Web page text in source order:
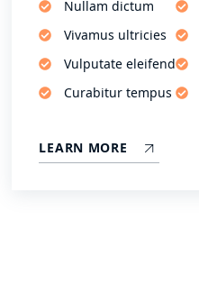
Nullam dictum
Vivamus ultricies
Vulputate eleifend
Curabitur tempus
LEARN MORE